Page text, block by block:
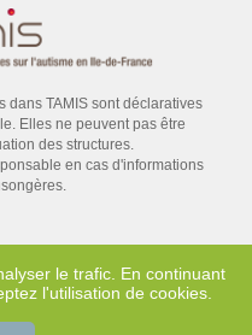
TAMIS sont déclaratives
Elles ne peuvent pas être
des structures.
en cas d'informations
le trafic. En continuant
l'utilisation de cookies.